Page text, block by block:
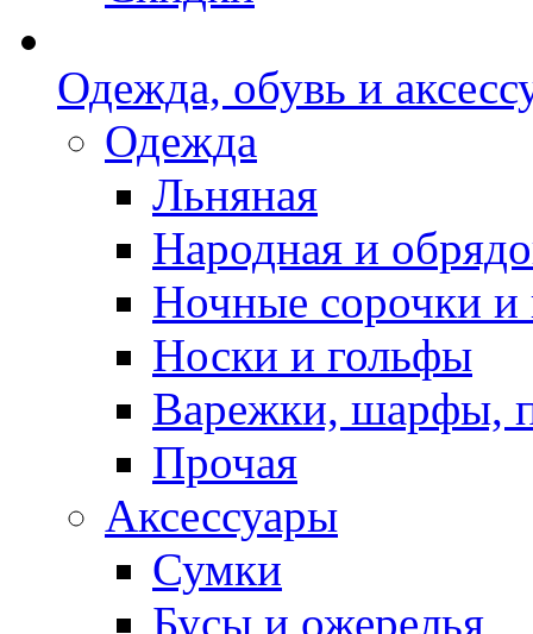
Одежда, обувь и
Одежда
Льняная
Народная и
Ночные сорочки
Носки и гольфы
Варежки, шарфы,
Прочая
Аксессуары
Сумки
Бусы и ожерелья